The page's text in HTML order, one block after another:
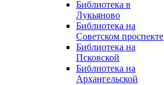
Библиотека в
Лукьяново
Библиотека на
Советском проспекте
Библиотека на
Псковской
Библиотека на
Архангельской